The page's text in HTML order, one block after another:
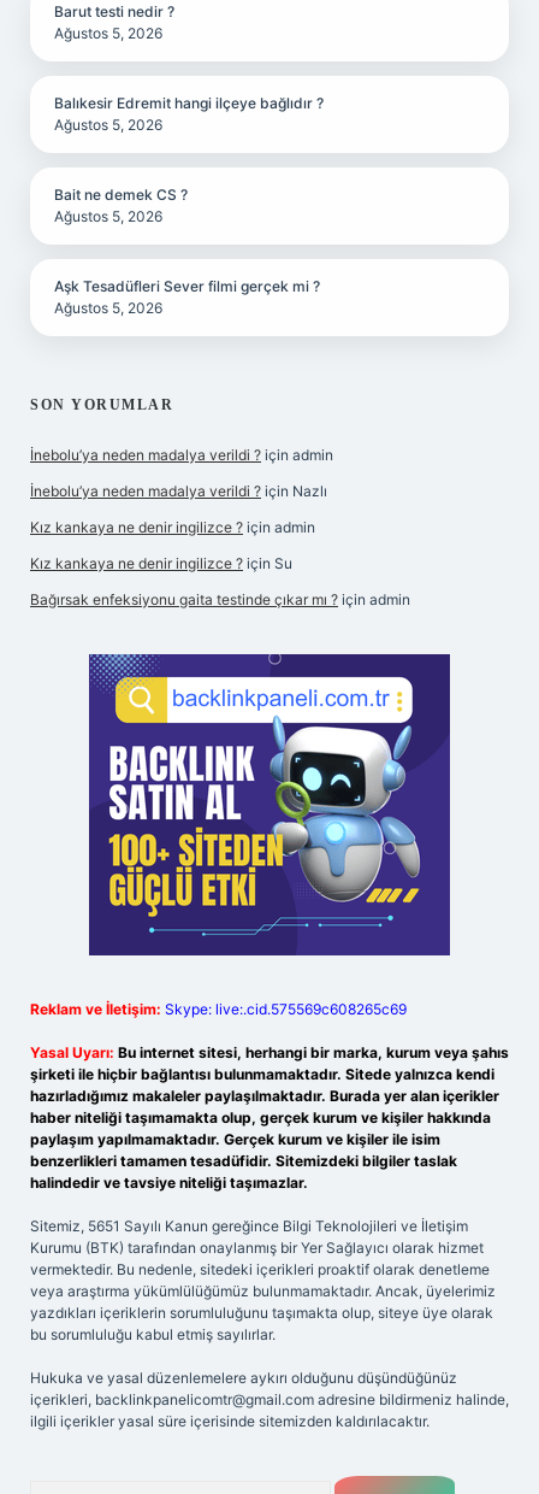
Barut testi nedir ?
Ağustos 5, 2026
Balıkesir Edremit hangi ilçeye bağlıdır ?
Ağustos 5, 2026
Bait ne demek CS ?
Ağustos 5, 2026
Aşk Tesadüfleri Sever filmi gerçek mi ?
Ağustos 5, 2026
SON YORUMLAR
İnebolu’ya neden madalya verildi ? için admin
İnebolu’ya neden madalya verildi ? için Nazlı
Kız kankaya ne denir ingilizce ? için admin
Kız kankaya ne denir ingilizce ? için Su
Bağırsak enfeksiyonu gaita testinde çıkar mı ? için admin
Reklam ve İletişim: Skype: live:.cid.575569c608265c69
Yasal Uyarı: Bu internet sitesi, herhangi bir marka, kurum veya şahıs
şirketi ile hiçbir bağlantısı bulunmamaktadır. Sitede yalnızca kendi
hazırladığımız makaleler paylaşılmaktadır. Burada yer alan içerikler
haber niteliği taşımamakta olup, gerçek kurum ve kişiler hakkında
paylaşım yapılmamaktadır. Gerçek kurum ve kişiler ile isim
benzerlikleri tamamen tesadüfidir. Sitemizdeki bilgiler taslak
halindedir ve tavsiye niteliği taşımazlar.
Sitemiz, 5651 Sayılı Kanun gereğince Bilgi Teknolojileri ve İletişim
Kurumu (BTK) tarafından onaylanmış bir Yer Sağlayıcı olarak hizmet
vermektedir. Bu nedenle, sitedeki içerikleri proaktif olarak denetleme
veya araştırma yükümlülüğümüz bulunmamaktadır. Ancak, üyelerimiz
yazdıkları içeriklerin sorumluluğunu taşımakta olup, siteye üye olarak
bu sorumluluğu kabul etmiş sayılırlar.
Hukuka ve yasal düzenlemelere aykırı olduğunu düşündüğünüz
içerikleri, backlinkpanelicomtr@gmail.com adresine bildirmeniz halinde,
ilgili içerikler yasal süre içerisinde sitemizden kaldırılacaktır.